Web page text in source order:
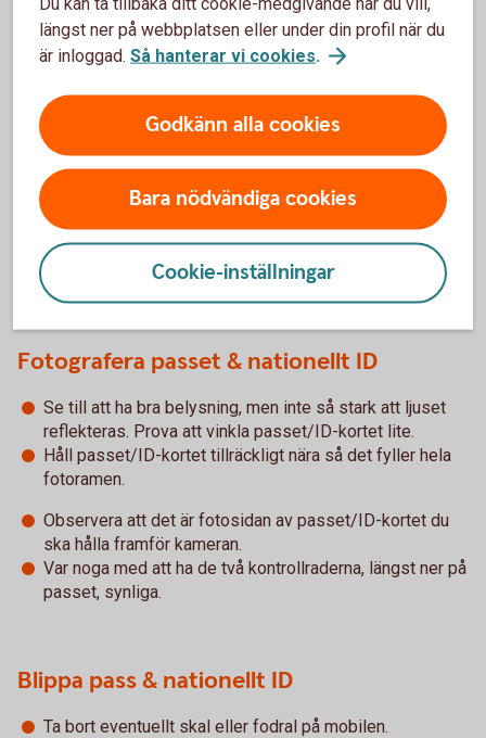
I nationella ID-kortet sitter chipet här.
Tips! Så gör du
Fotografera passet & nationellt ID
Se till att ha bra belysning, men inte så stark att ljuset
reflekteras. Prova att vinkla passet/ID-kortet lite.
Håll passet/ID-kortet tillräckligt nära så det fyller hela
fotoramen.
Observera att det är fotosidan av passet/ID-kortet du
ska hålla framför kameran.
Var noga med att ha de två kontrollraderna, längst ner på
passet, synliga.
Blippa pass & nationellt ID
Ta bort eventuellt skal eller fodral på mobilen.
längst ner på webbplatsen eller under din profil när du
är inloggad. Så hanterar vi cookies.
Godkänn alla cookies
Bara nödvändiga cookies
Cookie-inställningar